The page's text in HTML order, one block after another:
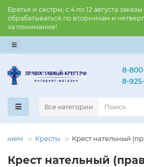
Братья и сёстры, с 4 по 12 августа заказы
обрабатываться по вторникам и
за понимание!
8-
8-
Все категории
Кресты Крест нательный
Крест нательный